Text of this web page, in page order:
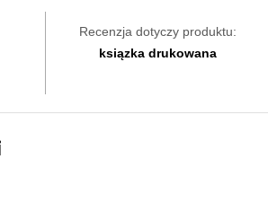
Recenzja dotyczy produktu:
ksiązka drukowana